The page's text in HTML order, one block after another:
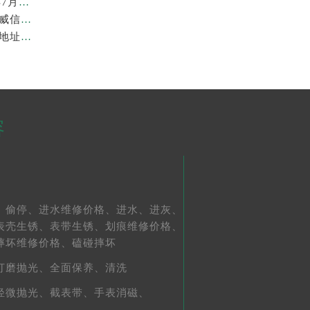
上海劳力士维修费最新收费标准明细权威公示（2026年7月最新）
上海劳力士官方售后服务中心｜官方地址及服务热线权威信息公示（2026年7月最新）
亲身到店探访上海劳力士官方售后服务中心｜最新维修地址与官方电话（2026年7月最新）
偷停、 进水维修价格、 进水、 进灰、
壳生锈、 表带生锈、 划痕维修价格、
坏维修价格、 磕碰摔坏
磨抛光、 全面保养、 清洗
微抛光、 截表带、 手表消磁、